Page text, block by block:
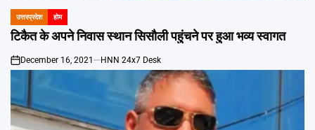
POSTED
IN
उत्तरप्रदेश होम
टिकैत के अपने निवास स्थान सिसौली पहुंचने पर हुआ भव्य स्वागत
on
December 16, 2021 HNN 24x7 Desk